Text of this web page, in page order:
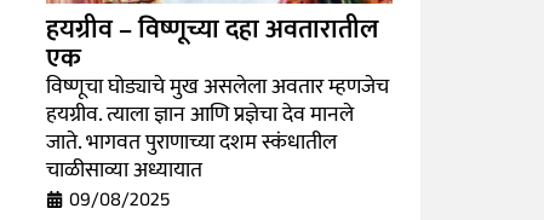
हयग्रीव – विष्णूच्या दहा अवतारातील
एक
विष्णूचा घोड्याचे मुख असलेला अवतार म्हणजेच
हयग्रीव. त्याला ज्ञान आणि प्रज्ञेचा देव मानले
जाते. भागवत पुराणाच्या दशम स्कंधातील
चाळीसाव्या अध्यायात
09/08/2025